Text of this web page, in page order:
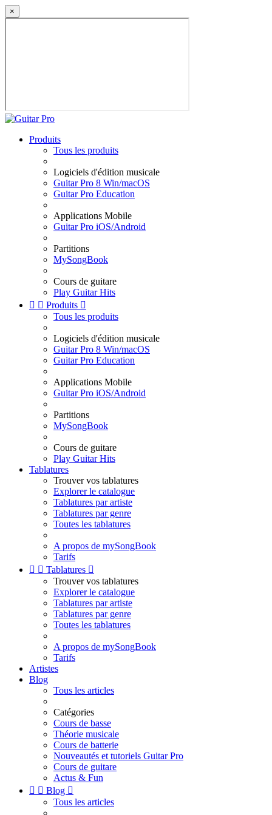
×
Produits
Tous les produits
Logiciels d'édition musicale
Guitar Pro 8 Win/macOS
Guitar Pro Education
Applications Mobile
Guitar Pro iOS/Android
Partitions
MySongBook
Cours de guitare
Play Guitar Hits
  Produits 
Tous les produits
Logiciels d'édition musicale
Guitar Pro 8 Win/macOS
Guitar Pro Education
Applications Mobile
Guitar Pro iOS/Android
Partitions
MySongBook
Cours de guitare
Play Guitar Hits
Tablatures
Trouver vos tablatures
Explorer le catalogue
Tablatures par artiste
Tablatures par genre
Toutes les tablatures
A propos de mySongBook
Tarifs
  Tablatures 
Trouver vos tablatures
Explorer le catalogue
Tablatures par artiste
Tablatures par genre
Toutes les tablatures
A propos de mySongBook
Tarifs
Artistes
Blog
Tous les articles
Catégories
Cours de basse
Théorie musicale
Cours de batterie
Nouveautés et tutoriels Guitar Pro
Cours de guitare
Actus & Fun
  Blog 
Tous les articles